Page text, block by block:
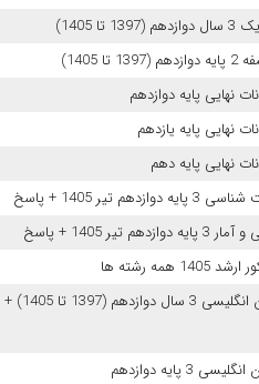
1405)
نهایی پایه دوازدهم
نهایی پایه یازدهم
نهایی پایه دهم
تیر 1405 + پاسخ
1405 + پاسخ
رشته ها
سوالات امتحان نهایی زبان
دوازدهم